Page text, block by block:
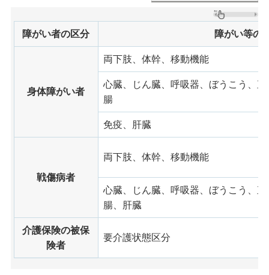
障がい者の区分 障がい等の
身体障がい者
両下肢、体幹、移動機能
心臓、じん臓、呼吸器、ぼうこう、直
腸
免疫、肝臓
戦傷病者
両下肢、体幹、移動機能
心臓、じん臓、呼吸器、ぼうこう、直
腸、肝臓
介護保険の被保
険者
要介護状態区分